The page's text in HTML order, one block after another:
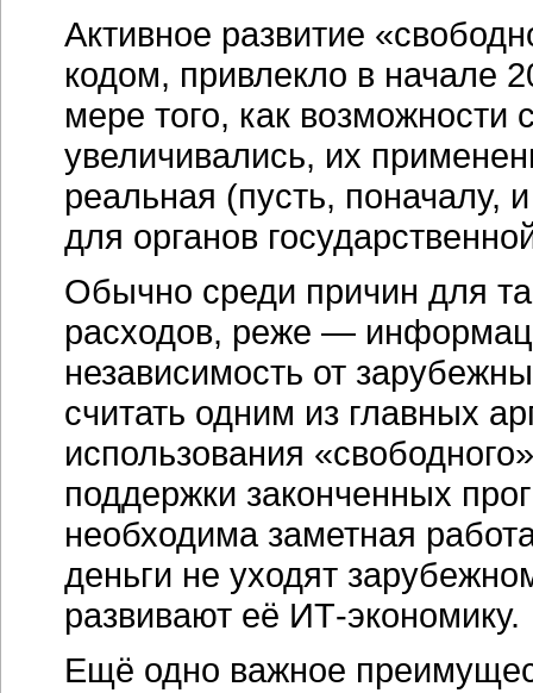
Активное развитие
кодом, привлекло в начале
мере того, как
увеличивались, их
реальная (пусть, поначалу,
для органов
Обычно среди причин для
расходов, реже —
независимость от
считать одним из главных
использования
поддержки законченных
необходима заметная
деньги не уходят
развивают её ИТ-экономику.
Ещё одно важное